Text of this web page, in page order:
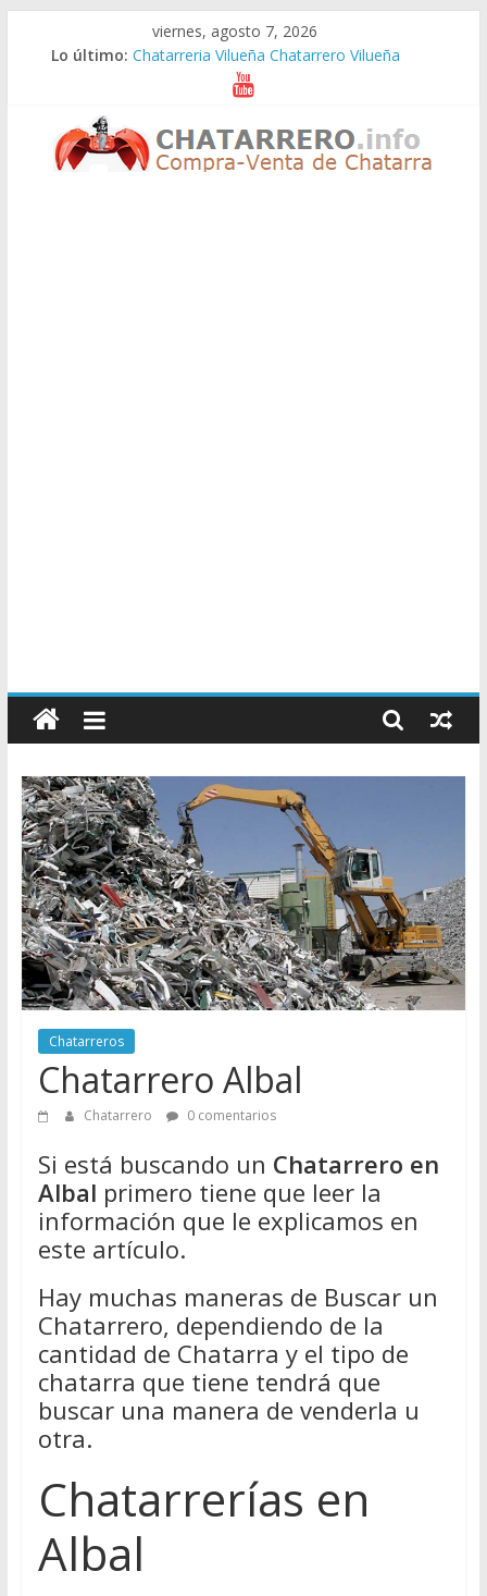
viernes, agosto 7, 2026
Lo último: Chatarreria Vilueña Chatarrero Vilueña
Chatarreria Zuera Chatarrero Zuera
Chatarreria Zaragoza Chatarrero Zaragoza
Chatarreria Zaida Chatarrero Zaida
Chatarreria Vistabella Chatarrero Vistabella
Chatarreros
–
Precio
de
Chatarra
Directorio
Chatarreros
para
vender
Chatarra
Chatarreros
Chatarrero Albal
Chatarrero 0 comentarios
Si está buscando un Chatarrero en
Albal primero tiene que leer la
información que le explicamos en
este artículo.
Hay muchas maneras de Buscar un
Chatarrero, dependiendo de la
cantidad de Chatarra y el tipo de
chatarra que tiene tendrá que
buscar una manera de venderla u
otra.
Chatarrerías en
Albal